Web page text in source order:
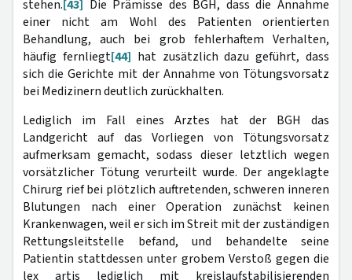
stehen.[43] Die Prämisse des BGH, dass die Annahme
einer nicht am Wohl des Patienten orientierten
Behandlung, auch bei grob fehlerhaftem Verhalten,
häufig fernliegt[44] hat zusätzlich dazu geführt, dass
sich die Gerichte mit der Annahme von Tötungsvorsatz
bei Medizinern deutlich zurückhalten.
Lediglich im Fall eines Arztes hat der BGH das
Landgericht auf das Vorliegen von Tötungsvorsatz
aufmerksam gemacht, sodass dieser letztlich wegen
vorsätzlicher Tötung verurteilt wurde. Der angeklagte
Chirurg rief bei plötzlich auftretenden, schweren inneren
Blutungen nach einer Operation zunächst keinen
Krankenwagen, weil er sich im Streit mit der zuständigen
Rettungsleitstelle befand, und behandelte seine
Patientin stattdessen unter grobem Verstoß gegen die
lex artis lediglich mit kreislaufstabilisierenden